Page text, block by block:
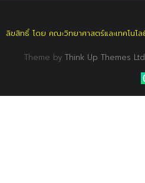
ลิขสิทธิ์ โดย คณะวิทยาศาสตร์และเทคโน
Theme by Think Up Themes Ltd